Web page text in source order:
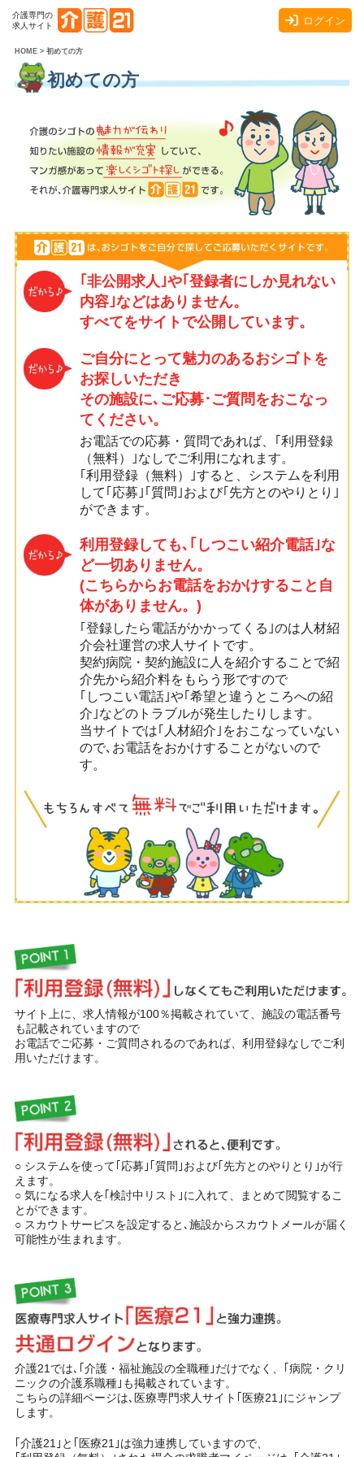
介護専門の
求人サイト
ログイン
HOME> 初めての方
初めての方
｢非公開求人｣や｢登録者にしか見れない
内容｣などはありません。
すべてをサイトで公開しています。
ご自分にとって魅力のあるおシゴトを
お探しいただき
その施設に､ご応募･ご質問をおこなっ
てください。
お電話での応募・質問であれば、｢利用登録
（無料）｣なしでご利用になれます。
｢利用登録（無料）｣すると、システムを利用
して｢応募｣｢質問｣および｢先方とのやりとり｣
ができます。
利用登録しても､｢しつこい紹介電話｣な
ど一切ありません。
(こちらからお電話をおかけすること自
体がありません。)
｢登録したら電話がかかってくる｣のは人材紹
介会社運営の求人サイトです。
契約病院・契約施設に人を紹介することで紹
介先から紹介料をもらう形ですので
｢しつこい電話｣や｢希望と違うところへの紹
介｣などのトラブルが発生したりします。
当サイトでは｢人材紹介｣をおこなっていない
ので､お電話をおかけすることがないので
す。
サイト上に、求人情報が100％掲載されていて、施設の電話番号
も記載されていますので
お電話でご応募・ご質問されるのであれば、利用登録なしでご利
用いただけます。
○ システムを使って｢応募｣｢質問｣および｢先方とのやりとり｣が行
えます。
○ 気になる求人を｢検討中リスト｣に入れて、まとめて閲覧するこ
とができます。
○ スカウトサービスを設定すると､施設からスカウトメールが届く
可能性が生まれます。
介護21では､｢介護・福祉施設の全職種｣だけでなく、｢病院・クリ
ニックの介護系職種｣も掲載されています。
こちらの詳細ページは､医療専門求人サイト｢医療21｣にジャンプ
します。
｢介護21｣と｢医療21｣は強力連携していますので、